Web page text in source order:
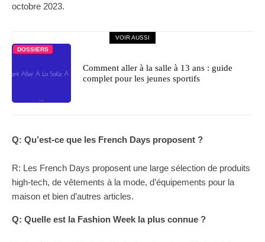
octobre 2023.
VOIR AUSSI
DOSSIERS
Comment aller à la salle à 13 ans : guide
complet pour les jeunes sportifs
Q: Qu’est-ce que les French Days proposent ?
R: Les French Days proposent une large sélection de produits
high-tech, de vêtements à la mode, d’équipements pour la
maison et bien d’autres articles.
Q: Quelle est la Fashion Week la plus connue ?